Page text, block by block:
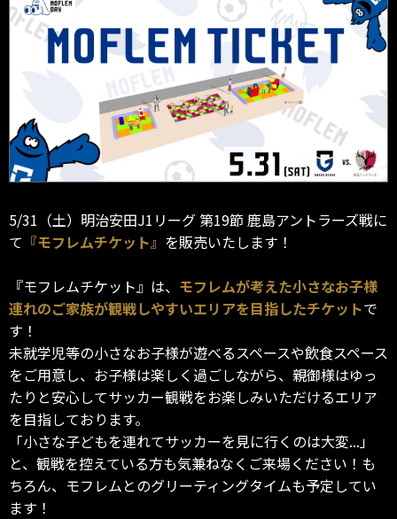
5/31（土）明治安田J1リーグ 第19節 鹿島アントラーズ戦に
て 『モフレムチケット』 を販売いたします！
『モフレムチケット』は、 モフレムが考えた小さなお子様
連れのご家族が観戦しやすいエリアを目指したチケットで
す！
未就学児等の小さなお子様が遊べるスペースや飲食スペース
をご用意し、お子様は楽しく過ごしながら、親御様はゆっ
たりと安心してサッカー観戦をお楽しみいただけるエリア
を目指しております。
「小さな子どもを連れてサッカーを見に行くのは大変...」
と、観戦を控えている方も気兼ねなくご来場ください！も
ちろん、モフレムとのグリーティングタイムも予定してい
ます！